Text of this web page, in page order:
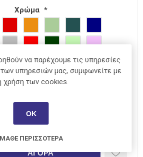
Χρώμα *
€29,00
ΑΓΟΡΆ
να παρέχουμε τις υπηρεσίες
υπηρεσιών μας, συμφωνείτε με
χρήση των cookies.
ΟΚ
ΜΆΘΕ ΠΕΡΙΣΣΌΤΕΡΑ